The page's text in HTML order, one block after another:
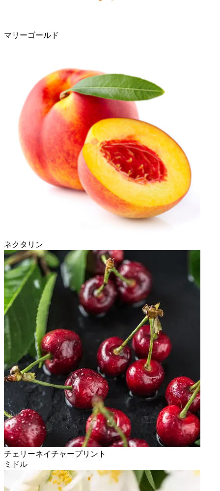
マリーゴールド
ネクタリン
チェリーネイチャープリント
ミドル